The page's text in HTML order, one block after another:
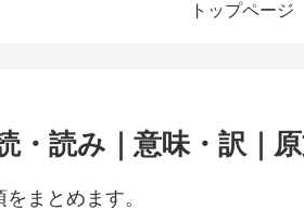
トップページ
・読み｜意味・訳｜
まとめます。